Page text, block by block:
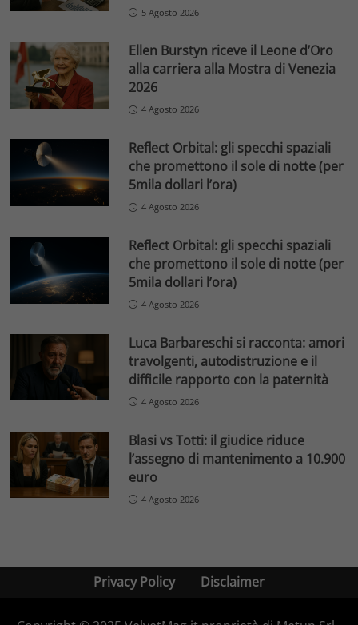
5 Agosto 2026
Ellen Burstyn riceve il Leone d’Oro
alla carriera alla Mostra di Venezia
2026
4 Agosto 2026
Reflect Orbital: gli specchi spaziali
che promettono il sole di notte (per
5mila dollari l’ora)
4 Agosto 2026
Reflect Orbital: gli specchi spaziali
che promettono il sole di notte (per
5mila dollari l’ora)
4 Agosto 2026
Luca Barbareschi si racconta: amori
travolgenti, autodistruzione e il
difficile rapporto con la paternità
4 Agosto 2026
Blasi vs Totti: il giudice riduce
l’assegno di mantenimento a 10.900
euro
4 Agosto 2026
Privacy Policy Disclaimer